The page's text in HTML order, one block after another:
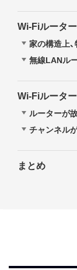
Wi-Fiルータ
家の構造上
無線LANル
Wi-Fiルータ
ルーターが
チャンネル
まとめ